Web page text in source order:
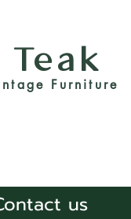
Furniture
us